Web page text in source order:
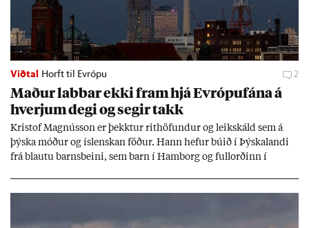
Viðtal Horft til Evrópu 2
Mað­ur labb­ar ekki fram hjá Evr­ópuf­ána á
hverj­um degi og seg­ir takk
Kri­stof Magnús­son er þekkt­ur rit­höf­und­ur og leik­skáld sem á
þýska móð­ur og ís­lensk­an föð­ur. Hann hef­ur bú­ið í Þýskalandi
frá blautu barns­beini, sem barn í Ham­borg og full­orð­inn í